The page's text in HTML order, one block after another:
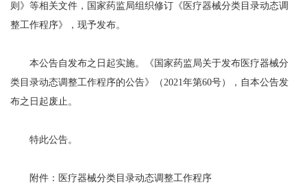
则》等相关文件，国家药监局组织修订《医疗器械分类目录动态调
整工作程序》，现予发布。
本公告自发布之日起实施。《国家药监局关于发布医疗器械分
类目录动态调整工作程序的公告》（2021年第60号），自本公告发
布之日起废止。
特此公告。
附件：医疗器械分类目录动态调整工作程序